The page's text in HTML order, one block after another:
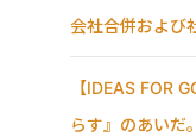
会社合併および
【IDEAS FOR
らす』のあいだ